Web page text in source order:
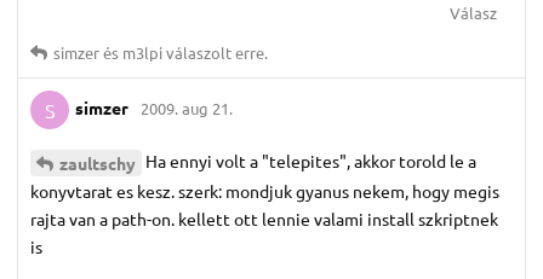
Válasz
simzerés m3lpiválaszolt erre.
S simzer 2009. aug 21.
zaultschy Ha ennyi volt a "telepites", akkor torold le a
konyvtarat es kesz. szerk: mondjuk gyanus nekem, hogy megis
rajta van a path-on. kellett ott lennie valami install szkriptnek
is